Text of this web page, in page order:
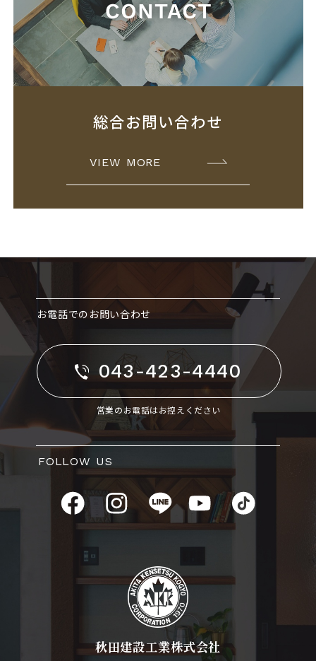
総合お問い合わせ
VIEW MORE
お電話でのお問い合わせ
043-423-4440
営業のお電話はお控えください
FOLLOW US
秋田建設工業株式会社